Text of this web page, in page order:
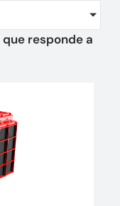
que responde a